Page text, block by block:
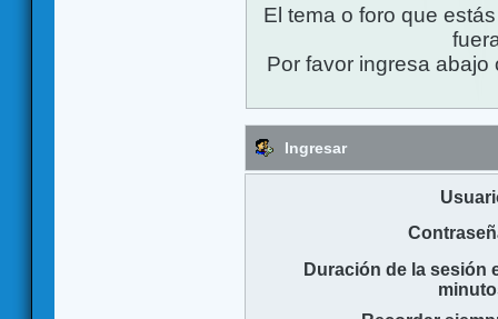
El tema o foro que
Por favor ingresa
Ingresar
Duración de la sesión